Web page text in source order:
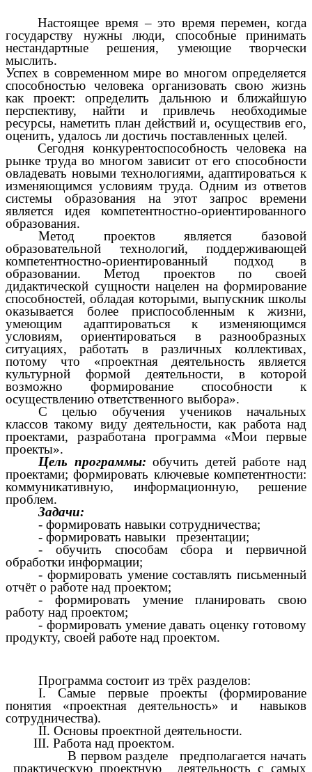
Настоящее время – это время перемен, когда
государству нужны люди, способные принимать
нестандартные решения, умеющие творчески
мыслить.
Успех в современном мире во многом определяется
способностью человека организовать свою жизнь
как проект: определить дальнюю и ближайшую
перспективу, найти и привлечь необходимые
ресурсы, наметить план действий и, осуществив его,
оценить, удалось ли достичь поставленных целей.
Сегодня конкурентоспособность человека на
рынке труда во многом зависит от его способности
овладевать новыми технологиями, адаптироваться к
изменяющимся условиям труда. Одним из ответов
системы образования на этот запрос времени
является идея компетентностно-ориентированного
образования.
Метод проектов является базовой
образовательной технологий, поддерживающей
компетентностно-ориентированный подход в
образовании. Метод проектов по своей
дидактической сущности нацелен на формирование
способностей, обладая которыми, выпускник школы
оказывается более приспособленным к жизни,
умеющим адаптироваться к изменяющимся
условиям, ориентироваться в разнообразных
ситуациях, работать в различных коллективах,
потому что «проектная деятельность является
культурной формой деятельности, в которой
возможно формирование способности к
осуществлению ответственного выбора».
С целью обучения учеников начальных
классов такому виду деятельности, как работа над
проектами, разработана программа «Мои первые
проекты».
Цель программы: обучить детей работе над
проектами; формировать ключевые компетентности:
коммуникативную, информационную, решение
проблем.
Задачи:
-формировать навыки сотрудничества;
- формировать навыки презентации;
- обучить способам сбора и первичной
обработки информации;
- формировать умение составлять письменный
отчёт о работе над проектом;
- формировать умение планировать свою
работу над проектом;
- формировать умение давать оценку готовому
продукту, своей работе над проектом.
Программа состоит из трёх разделов:
I. Самые первые проекты (формирование
понятия «проектная деятельность» и навыков
сотрудничества).
II. Основы проектной деятельности.
III. Работа над проектом.
В первом разделе предполагается начать
практическую проектную деятельность с самых